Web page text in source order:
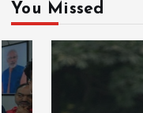
You Missed